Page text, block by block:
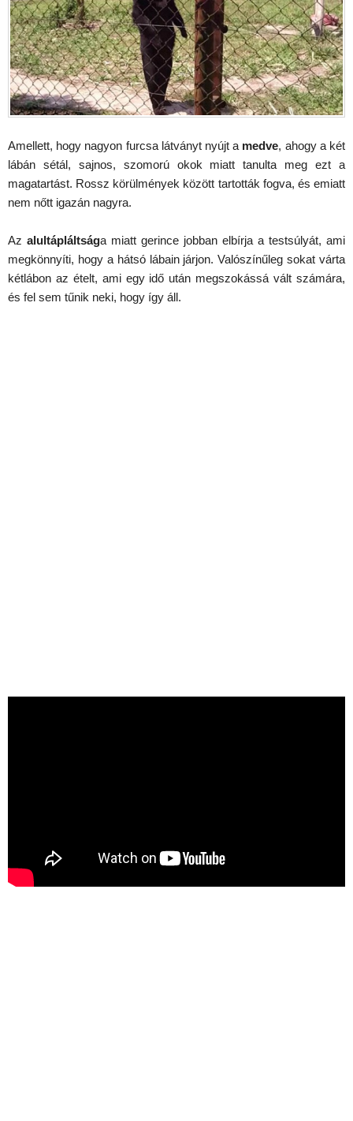
Amellett, hogy nagyon furcsa látványt nyújt a medve, ahogy a két
lábán sétál, sajnos, szomorú okok miatt tanulta meg ezt a
magatartást. Rossz körülmények között tartották fogva, és emiatt
nem nőtt igazán nagyra.
Az alultápláltsága miatt gerince jobban elbírja a testsúlyát, ami
megkönnyíti, hogy a hátsó lábain járjon. Valószínűleg sokat várta
kétlábon az ételt, ami egy idő után megszokássá vált számára,
és fel sem tűnik neki, hogy így áll.